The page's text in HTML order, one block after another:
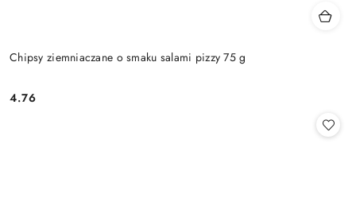
Chipsy ziemniaczane o smaku salami pizzy 75 g
Cena:
4.76